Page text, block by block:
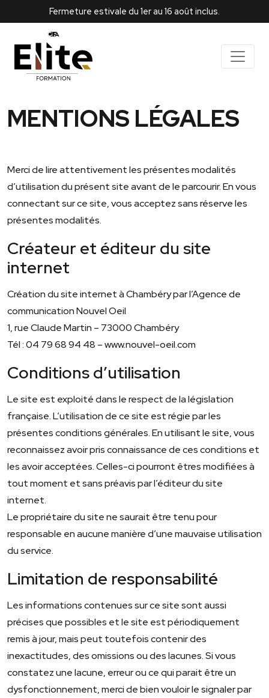
Fermeture estivale du 1er au 16 août inclus.
MENTIONS LÉGALES
Merci de lire attentivement les présentes modalités
d’utilisation du présent site avant de le parcourir. En vous
connectant sur ce site, vous acceptez sans réserve les
présentes modalités.
Créateur et éditeur du site
internet
Création du site internet à Chambéry par l’Agence de
communication Nouvel Oeil
1, rue Claude Martin – 73000 Chambéry
Tél : 04 79 68 94 48 – www.nouvel-oeil.com
Conditions d’utilisation
Le site est exploité dans le respect de la législation
française. L’utilisation de ce site est régie par les
présentes conditions générales. En utilisant le site, vous
reconnaissez avoir pris connaissance de ces conditions et
les avoir acceptées. Celles-ci pourront êtres modifiées à
tout moment et sans préavis par l’éditeur du site
internet.
Le propriétaire du site ne saurait être tenu pour
responsable en aucune manière d’une mauvaise utilisation
du service.
Limitation de responsabilité
Les informations contenues sur ce site sont aussi
précises que possibles et le site est périodiquement
remis à jour, mais peut toutefois contenir des
inexactitudes, des omissions ou des lacunes. Si vous
constatez une lacune, erreur ou ce qui parait être un
dysfonctionnement, merci de bien vouloir le signaler par